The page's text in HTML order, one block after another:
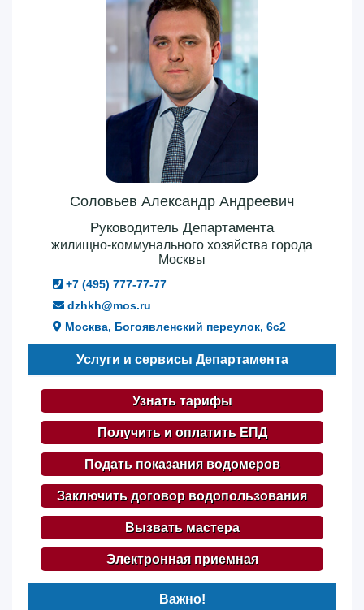
Соловьев Александр Андреевич
Руководитель Департамента
жилищно-коммунального хозяйства города
Москвы
+7 (495) 777-77-77
dzhkh@mos.ru
Москва, Богоявленский переулок, 6с2
Услуги и сервисы Департамента
Узнать тарифы
Получить и оплатить ЕПД
Подать показания водомеров
Заключить договор водопользования
Вызвать мастера
Электронная приемная
Важно!